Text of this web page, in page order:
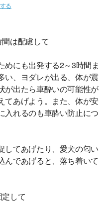
る
は配慮して
にも出発する2～3時間ま
い、ヨダレが出る、体が震
が出たら車酔いの可能性が
てあげよう。また、体が安
入れるのも車酔い防止につ
てあげたり、愛犬の匂い
んであげると、落ち着いて
して